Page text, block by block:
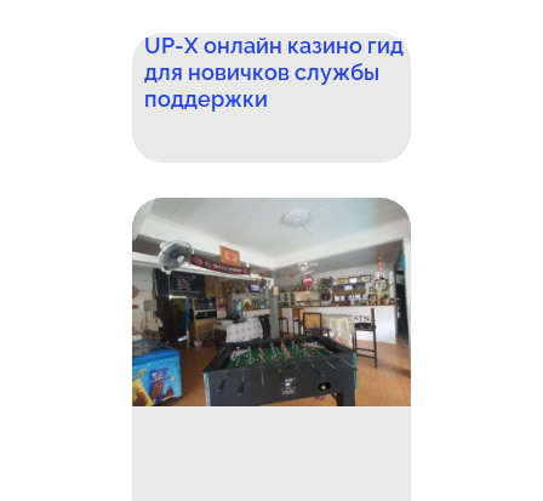
UP-X онлайн казино гид
для новичков службы
поддержки